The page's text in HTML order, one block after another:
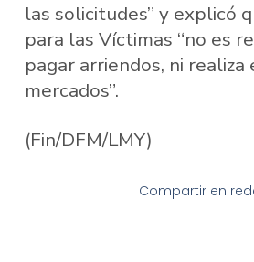
las solicitudes” y explicó
para las Víctimas “no es
pagar arriendos, ni realiza
mercados”.
(Fin/DFM/LMY)
Compartir en